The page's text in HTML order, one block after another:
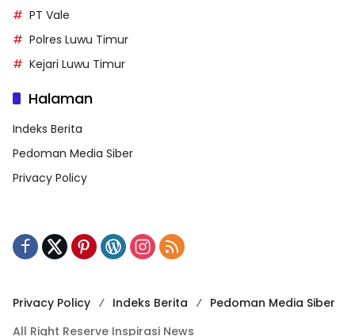
PT Vale
Polres Luwu Timur
Kejari Luwu Timur
Halaman
Indeks Berita
Pedoman Media Siber
Privacy Policy
Privacy Policy Indeks Berita
Pedoman Media Siber
All Right Reserve Inspirasi News